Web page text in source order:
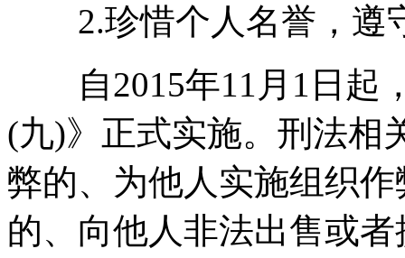
2.珍惜个人名誉，遵
自2015年11月1日起
(九)》正式实施。刑法相
弊的、为他人实施组织
的、向他人非法出售或